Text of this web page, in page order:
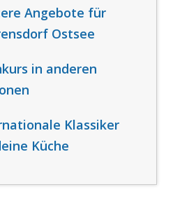
Angebote für
Ostsee
in anderen
Klassiker
Küche